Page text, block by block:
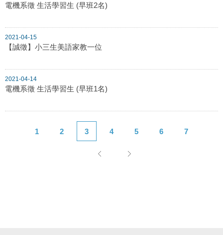
電機系徵 生活學習生 (早班2名)
2021-04-15
【誠徵】小三生美語家教一位
2021-04-14
電機系徵 生活學習生 (早班1名)
1 2 3 4 5 6 7